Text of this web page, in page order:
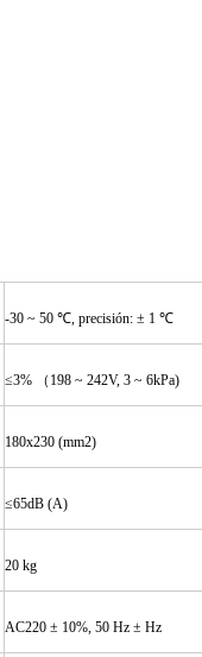
-30 ~ 50 ℃, precisión: ± 1 ℃
≤3% （198 ~ 242V, 3 ~ 6kPa)
180x230 (mm2)
≤65dB (A)
20 kg
AC220 ± 10%, 50 Hz ± Hz